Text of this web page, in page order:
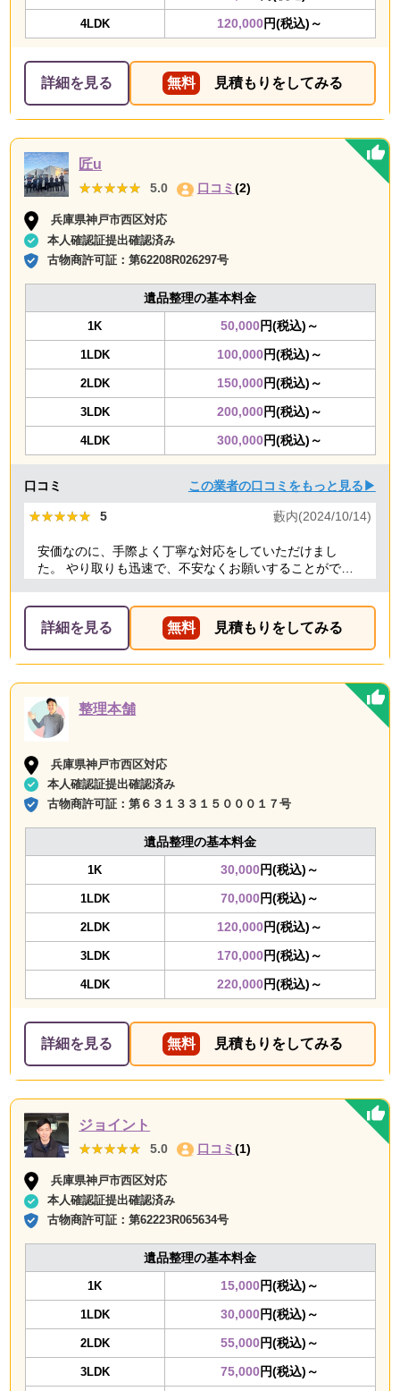
4LDK 120,000円(税込)～
詳細を見る 無料 見積もりをしてみる
匠u
★★★★★
★★★★★ 5.0 口コミ(2)
兵庫県神戸市西区対応
本人確認証提出確認済み
古物商許可証：第62208R026297号
遺品整理の基本料金
1K 50,000円(税込)～
1LDK 100,000円(税込)～
2LDK 150,000円(税込)～
3LDK 200,000円(税込)～
4LDK 300,000円(税込)～
口コミ この業者の口コミをもっと見る▶
★★★★★
★★★★★ 5 藪内(2024/10/14)
安価なのに、手際よく丁寧な対応をしていただけまし
た。 やり取りも迅速で、不安なくお願いすることができ
詳細を見る 無料 見積もりをしてみる
整理本舗
兵庫県神戸市西区対応
本人確認証提出確認済み
古物商許可証：第６３１３３１５０００１７号
遺品整理の基本料金
1K 30,000円(税込)～
1LDK 70,000円(税込)～
2LDK 120,000円(税込)～
3LDK 170,000円(税込)～
4LDK 220,000円(税込)～
詳細を見る 無料 見積もりをしてみる
ジョイント
★★★★★
★★★★★ 5.0 口コミ (1)
兵庫県神戸市西区対応
本人確認証提出確認済み
古物商許可証：第62223R065634号
遺品整理の基本料金
1K 15,000円(税込)～
1LDK 30,000円(税込)～
2LDK 55,000円(税込)～
3LDK 75,000円(税込)～